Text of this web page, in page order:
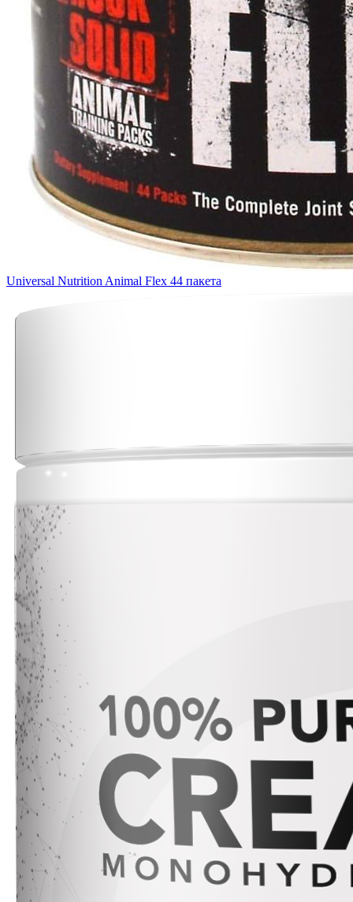
Universal Nutrition Animal Flex 44 пакета